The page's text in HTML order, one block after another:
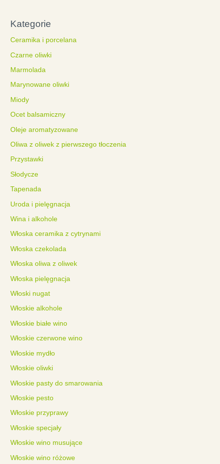
Kategorie
Ceramika i porcelana
Czarne oliwki
Marmolada
Marynowane oliwki
Miody
Ocet balsamiczny
Oleje aromatyzowane
Oliwa z oliwek z pierwszego tłoczenia
Przystawki
Słodycze
Tapenada
Uroda i pielęgnacja
Wina i alkohole
Włoska ceramika z cytrynami
Włoska czekolada
Włoska oliwa z oliwek
Włoska pielęgnacja
Włoski nugat
Włoskie alkohole
Włoskie białe wino
Włoskie czerwone wino
Włoskie mydło
Włoskie oliwki
Włoskie pasty do smarowania
Włoskie pesto
Włoskie przyprawy
Włoskie specjały
Włoskie wino musujące
Włoskie wino różowe